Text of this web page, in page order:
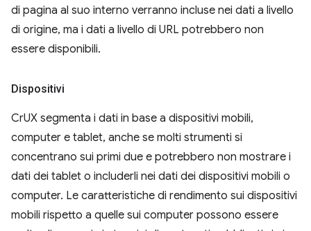
di pagina al suo interno verranno incluse nei dati a livello
di origine, ma i dati a livello di URL potrebbero non
essere disponibili.
Dispositivi
CrUX segmenta i dati in base a dispositivi mobili,
computer e tablet, anche se molti strumenti si
concentrano sui primi due e potrebbero non mostrare i
dati dei tablet o includerli nei dati dei dispositivi mobili o
computer. Le caratteristiche di rendimento sui dispositivi
mobili rispetto a quelle sui computer possono essere